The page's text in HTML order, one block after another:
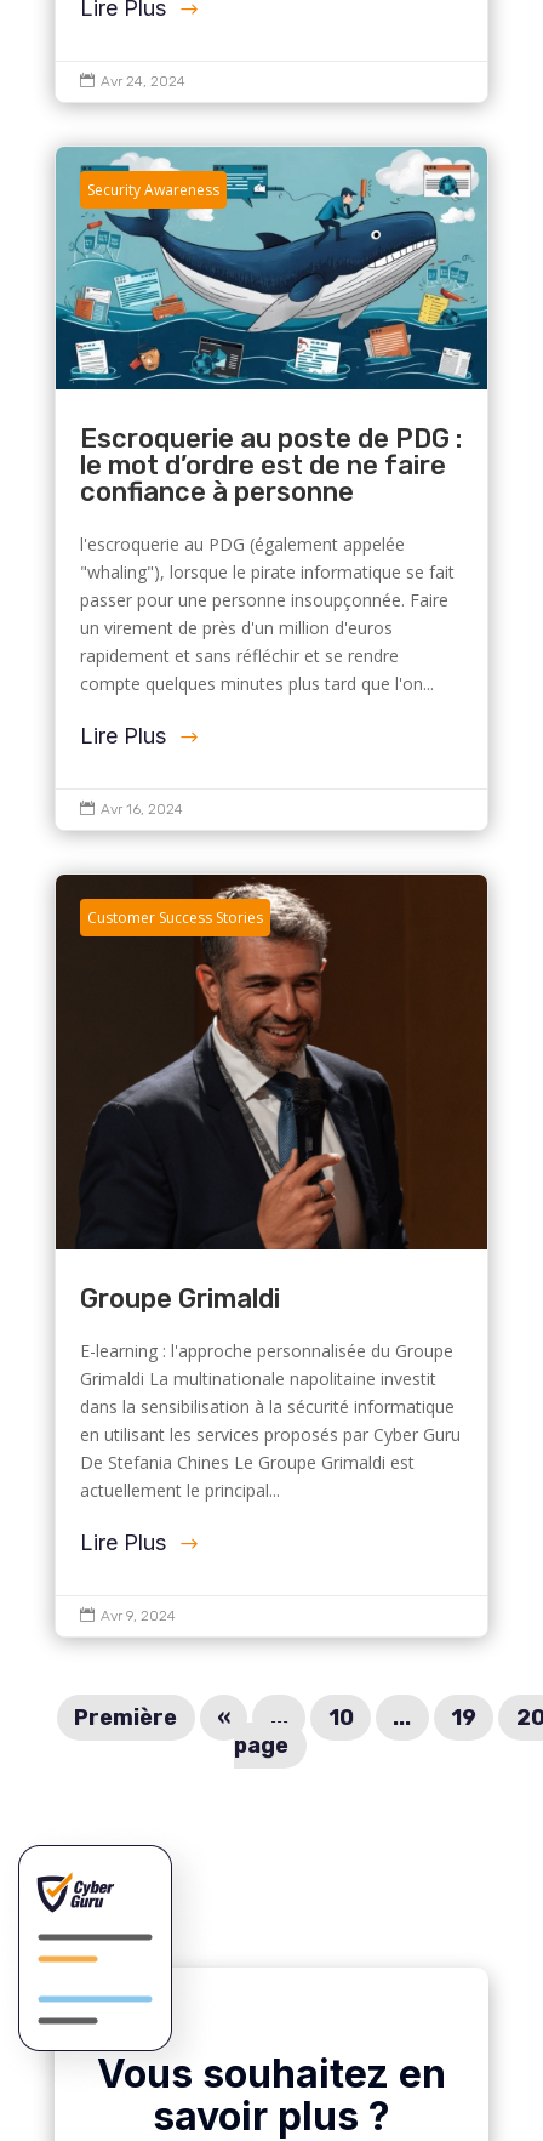
Lire Plus
 Avr 24, 2024
Security Awareness
Escroquerie au poste de PDG :
le mot d’ordre est de ne faire
confiance à personne
l'escroquerie au PDG (également appelée
"whaling"), lorsque le pirate informatique se fait
passer pour une personne insoupçonnée. Faire
un virement de près d'un million d'euros
rapidement et sans réfléchir et se rendre
compte quelques minutes plus tard que l'on...
Lire Plus
 Avr 16, 2024
Customer Success Stories
Groupe Grimaldi
E-learning : l'approche personnalisée du Groupe
Grimaldi La multinationale napolitaine investit
dans la sensibilisation à la sécurité informatique
en utilisant les services proposés par Cyber Guru
De Stefania Chines Le Groupe Grimaldi est
actuellement le principal...
Lire Plus
 Avr 9, 2024
Première « ... 10 ... 19
page
Vous souhaitez en
savoir plus ?